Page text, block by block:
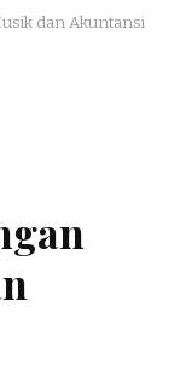
dan Akuntansi